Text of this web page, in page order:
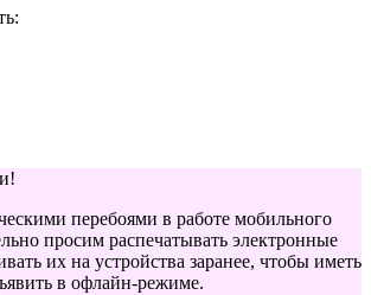
перебоями в работе мобильного
просим распечатывать электронные
их на устройства заранее, чтобы иметь
в офлайн-режиме.